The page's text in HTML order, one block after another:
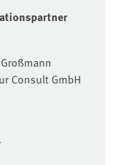
Consult GmbH